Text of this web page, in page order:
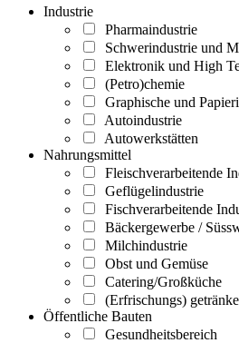
Industrie
Pharmaindustrie
Schwerindustrie und
Elektronik und High
(Petro)chemie
Graphische und
Autoindustrie
Autowerkstätten
Nahrungsmittel
Fleischverarbeitende
Geflügelindustrie
Fischverarbeitende
Bäckergewerbe /
Milchindustrie
Obst und Gemüse
Catering/Großküche
(Erfrischungs)
Öffentliche Bauten
Gesundheitsbereich